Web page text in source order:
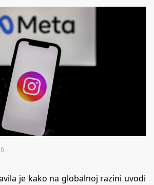
je kako na globalnoj razini uvodi